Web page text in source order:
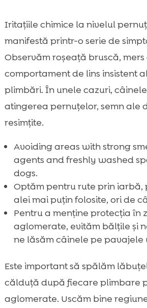
Iritațiile chimice la nivelul
manifestă printr-o serie de
Observăm roșeață bruscă, mers
comportament de lins insistent
plimbări. În unele cazuri,
atingerea pernuțelor, semn ale
resimțite.
Avoiding areas with strong
agents and freshly washed
dogs.
Optăm pentru rute prin iarbă,
alei mai puțin folosite, ori de
Pentru a menține protecția în
aglomerate, evităm bălțile și
ne lăsăm câinele pe pavajele
Este important să spălăm
călduță după fiecare plimbare
aglomerate. Uscăm bine